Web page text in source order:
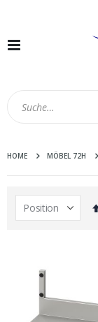
Navigation
HOME MÖBEL 72H